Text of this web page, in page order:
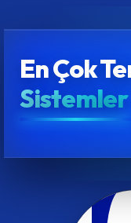
En Çok
Sistemler